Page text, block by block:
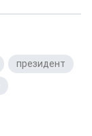
президент